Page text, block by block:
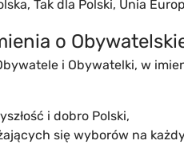
Tak dla Polski, Unia
o
i Obywatelki, w
i dobro Polski,
się wyborów na